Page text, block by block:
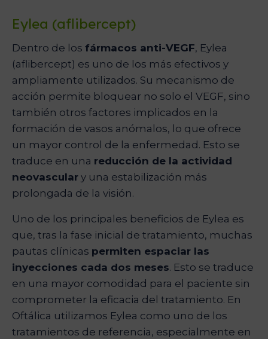
Eylea (aflibercept)
Dentro de los fármacos anti-VEGF, Eylea
(aflibercept) es uno de los más efectivos y
ampliamente utilizados. Su mecanismo de
acción permite bloquear no solo el VEGF, sino
también otros factores implicados en la
formación de vasos anómalos, lo que ofrece
un mayor control de la enfermedad. Esto se
traduce en una reducción de la actividad
neovascular y una estabilización más
prolongada de la visión.
Uno de los principales beneficios de Eylea es
que, tras la fase inicial de tratamiento, muchas
pautas clínicas permiten espaciar las
inyecciones cada dos meses. Esto se traduce
en una mayor comodidad para el paciente sin
comprometer la eficacia del tratamiento. En
Oftálica utilizamos Eylea como uno de los
tratamientos de referencia, especialmente en